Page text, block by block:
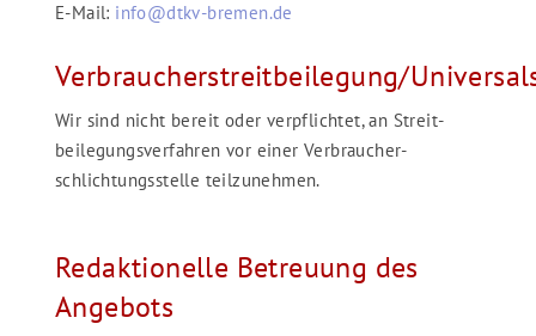
E-Mail: info@dtkv-bremen.de
Verbraucherstreitbeilegung/
Wir sind nicht bereit oder verpflichtet, an Streit­
beilegungs­verfahren vor einer Verbraucher­
schlichtungs­stelle teilzunehmen.
Redaktionelle Betreuung des
Angebots